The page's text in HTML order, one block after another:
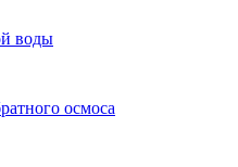
воды
осмоса